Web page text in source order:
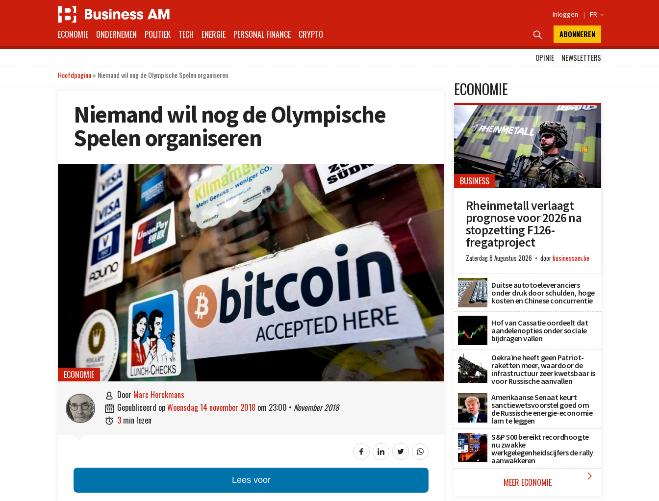
Inloggen | FR 
ECONOMIE ONDERNEMEN POLITIEK TECH ENERGIE PERSONAL FINANCE CRYPTO  ABONNEREN
OPINIE
NEWSLETTERS
Hoofdpagina» Niemand wil nog de Olympische Spelen organiseren
Niemand wil nog de Olympische
Spelen organiseren
ECONOMIE
 door Marc Horckmans
 gepubliceerd op woensdag 14 november 2018 om 23:00 • November 2018
 3 min lezen
Lees voor
ECONOMIE
BUSINESS
Rheinmetall verlaagt
prognose voor 2026 na
stopzetting F126-
fregatproject
Zaterdag 8 Augustus 2026 doorbusinessam.be
Duitse autotoeleveranciers
onder druk door schulden, hoge
kosten en Chinese concurrentie
Hof van Cassatie oordeelt dat
aandelenopties onder sociale
bijdragen vallen
Oekraïne heeft geen Patriot-
raketten meer, waardoor de
infrastructuur zeer kwetsbaar is
voor Russische aanvallen
Amerikaanse Senaat keurt
sanctiewetsvoorstel goed om
de Russische energie-economie
lam te leggen
S&P 500 bereikt recordhoogte
nu zwakke
werkgelegenheidscijfers de rally
aanwakkeren
MEER ECONOMIE 